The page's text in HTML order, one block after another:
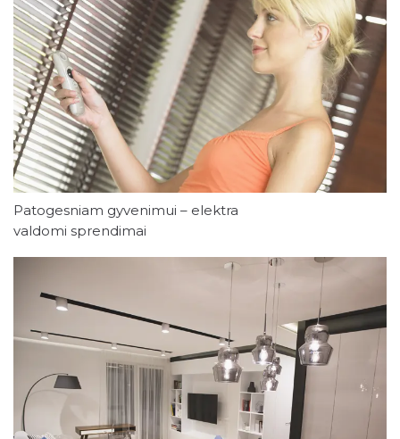
Patogesniam gyvenimui – elektra
valdomi sprendimai